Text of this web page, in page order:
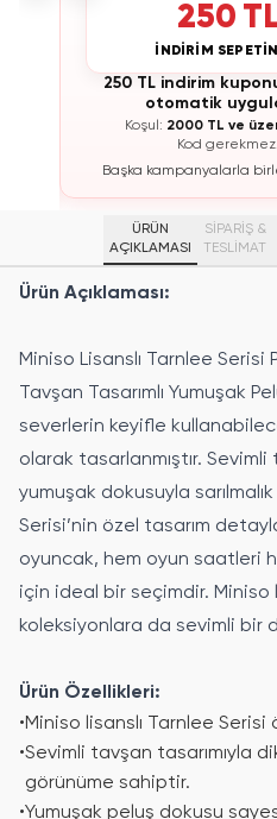
250
İNDİRİM
250 TL indirim
otomatik
Koşul: 2000 TL ve
Kod gerekmez.
Başka kampanyalarla
ÜRÜN
AÇIKLAMASI
SİPARİŞ &
TESLİMAT
Ürün Açıklaması:
Miniso Lisanslı Tarnlee Serisi
Tavşan Tasarımlı Yumuşak
severlerin keyifle
olarak tasarlanmıştır. Sevimli
yumuşak dokusuyla
Serisi’nin özel tasarım
oyuncak, hem oyun saatleri
için ideal bir seçimdir. Miniso
koleksiyonlara da sevimli bir
Ürün Özellikleri:
•Miniso lisanslı Tarnlee
•Sevimli tavşan tasarımıyla
görünüme sahiptir.
•Yumuşak peluş dokusu